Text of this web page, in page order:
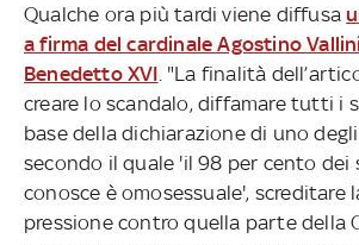
Qualche ora più tardi viene diffusa
a firma del cardinale Agostino
Benedetto XVI . "La finalità
creare lo scandalo, diffamare tutti i
base della dichiarazione di uno
secondo il quale 'il 98 per cento dei
conosce è omosessuale', screditare
pressione contro quella parte della